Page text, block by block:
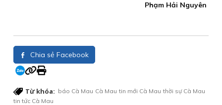
Phạm Hải Nguyên
Chia sẻ Facebook
Từ khóa: báo Cà Mau Cà Mau tin mới Cà Mau thời sự Cà Mau
tin tức Cà Mau